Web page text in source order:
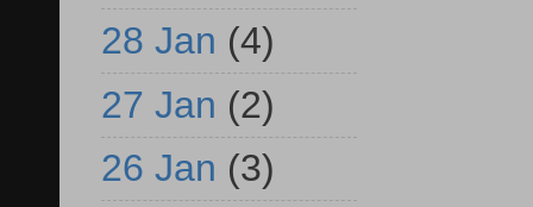
28 Jan (4)
27 Jan (2)
26 Jan (3)